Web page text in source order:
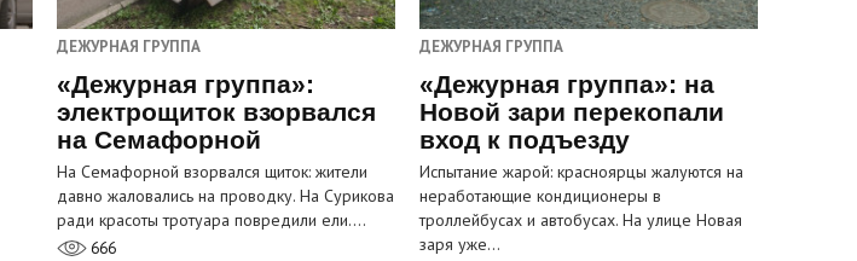
ДЕЖУРНАЯ ГРУППА
«Дежурная группа»:
электрощиток взорвался
на Семафорной
На Семафорной взорвался щиток: жители
давно жаловались на проводку. На Сурикова
ради красоты тротуара повредили ели.…
666
ДЕЖУРНАЯ ГРУППА
«Дежурная группа»: на
Новой зари перекопали
вход к подъезду
Испытание жарой: красноярцы жалуются на
неработающие кондиционеры в
троллейбусах и автобусах. На улице Новая
заря уже…